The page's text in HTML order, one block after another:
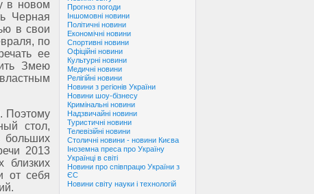
Прогноз погоди
Іншомовні новини
Політичні новини
Економічні новини
Спортивні новини
Офіційні новини
Культурні новини
Медичні новини
Релігійні новини
Новини з регіонів України
Новини шоу-бізнесу
Кримінальні новини
Надзвичайні новини
Туристичні новини
Телевізійні новини
Столичні новини - новини Києва
Іноземна преса про Україну
Українці в світі
Новини про співпрацю України з
ЄС
Новини світу науки і технологій
в новом
Черная
в свои
по
ее
Змею
Поэтому
стол,
больших
2013
близких
от себя